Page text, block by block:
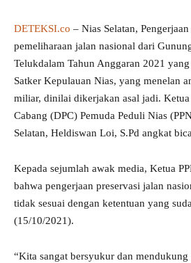
DETEKSI.co – Nias Selatan,
pemeliharaan jalan nasional dari
Telukdalam Tahun Anggaran 2021
Satker Kepulauan Nias, yang menelan
miliar, dinilai dikerjakan asal jadi.
Cabang (DPC) Pemuda Peduli Nias
Selatan, Heldiswan Loi, S.Pd angkat
Kepada sejumlah awak media, Ketua
bahwa pengerjaan preservasi jalan
tidak sesuai dengan ketentuan yang
(15/10/2021).
“Kita sangat bersyukur dan